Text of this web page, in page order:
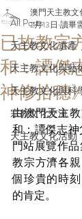
All Posts
天主教文化遺產
天主教文化與藝
天主教文化與科
宗教文化交流
天主教文化活動
已故教宗
和：譚傑
神修拾穗
澳門天主教文
2月13日 讀畢
由澳門天主
和：譚傑志
門站展覽作品
教宗方濟各
個珍貴的時
的肯定。